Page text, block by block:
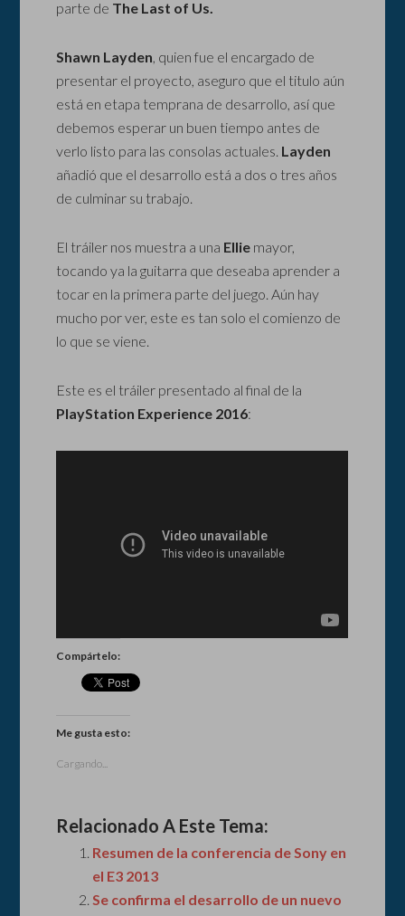
parte de The Last of Us.
Shawn Layden, quien fue el encargado de
presentar el proyecto, aseguro que el titulo aún
está en etapa temprana de desarrollo, así que
debemos esperar un buen tiempo antes de
verlo listo para las consolas actuales. Layden
añadió que el desarrollo está a dos o tres años
de culminar su trabajo.
El tráiler nos muestra a una Ellie mayor,
tocando ya la guitarra que deseaba aprender a
tocar en la primera parte del juego. Aún hay
mucho por ver, este es tan solo el comienzo de
lo que se viene.
Este es el tráiler presentado al final de la
PlayStation Experience 2016:
Compártelo:
Me gusta esto:
Cargando...
Relacionado A Este Tema:
Resumen de la conferencia de Sony en
el E3 2013
Se confirma el desarrollo de un nuevo